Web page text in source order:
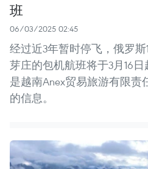
班
06/03/2025 02:45
经过近3年暂时停飞，俄罗
芽庄的包机航班将于3月16
是越南Anex贸易旅游有限
的信息。